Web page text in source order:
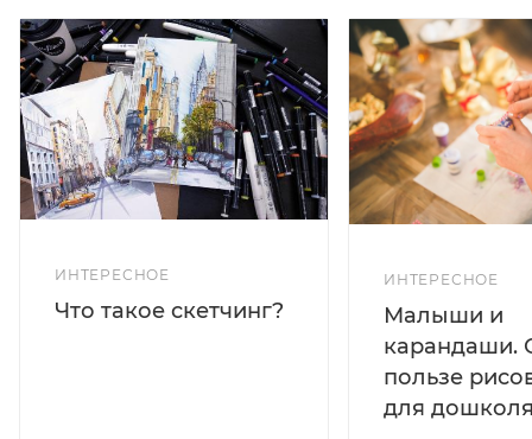
ИНТЕРЕСНОЕ
Что такое скетчинг?
ИНТЕРЕСНОЕ
Малыши и
карандаши.
пользе
для